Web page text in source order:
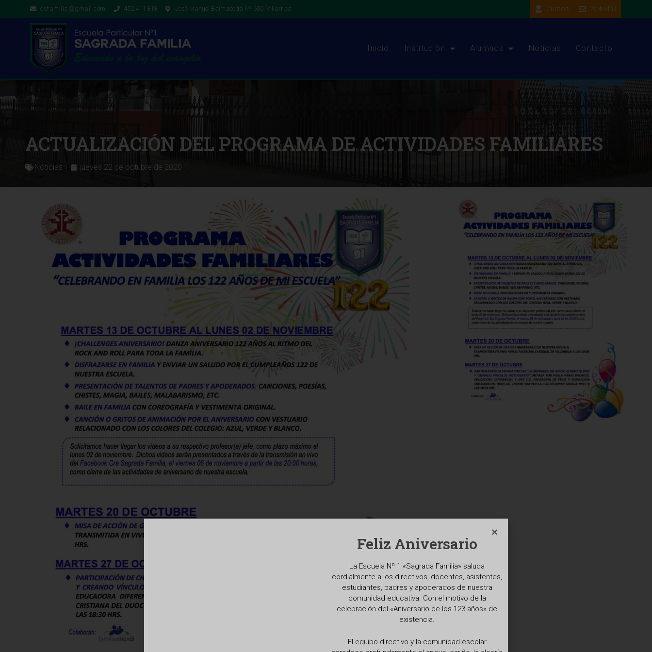
esfamilia@gmail.com 452 411 818 José Manuel Balmaceda Nº 600, Villarrica Cursos WebMail
Inicio Institución Alumnos Noticias Contacto
ACTUALIZACIÓN DEL PROGRAMA DE ACTIVIDADES FAMILIARES
Noticias jueves 22 de octubre de 2020
Feliz Aniversario
La Escuela Nº 1 «Sagrada Familia» saluda
cordialmente a los directivos, docentes, asistentes,
estudiantes, padres y apoderados de nuestra
comunidad educativa. Con el motivo de la
celebración del «Aniversario de los 123 años» de
existencia.
El equipo directivo y la comunidad escolar